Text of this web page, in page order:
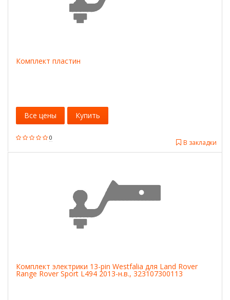
Комплект пластин
0
В закладки
Все цены Купить
Комплект электрики 13-pin Westfalia для Land Rover
Range Rover Sport L494 2013-н.в., 323107300113